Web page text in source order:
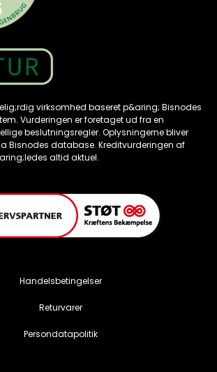
Handelsbetingelser
Returvarer
Persondatapolitik